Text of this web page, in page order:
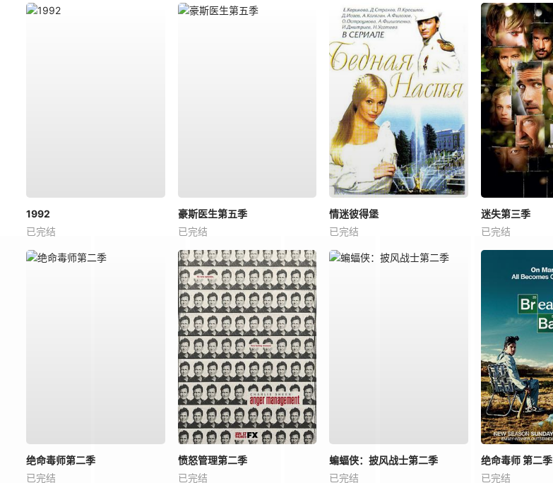
1992
已完结
豪斯医生第五季
已完结
情迷彼得堡
已完结
迷失第三季
已完结
绝命毒师第二季
已完结
愤怒管理第二季
已完结
蝙蝠侠：披风战士第二季
已完结
绝命毒师 第二季
已完结